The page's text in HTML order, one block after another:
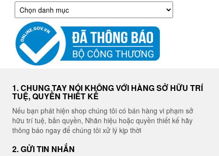
Danh
mục
1. CHUNG TAY NÓI KHÔNG VỚI HÀNG SỞ HỮU TRÍ
TUỆ, QUYỀN THIẾT KẾ
Nếu bạn phát hiện shop chúng tôi có bán hàng vi phạm sở
hữu trí tuệ, bản quyền, Nhãn hiệu hoặc quyền thiết kế hãy
thông báo ngay để chúng tôi xử lý kịp thời
2. GỬI TIN NHẮN